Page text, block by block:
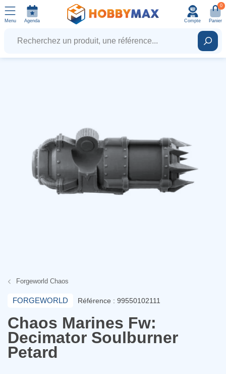
Menu Agenda Compte
0
Panier
Recherchez un produit, une référence...
Forgeworld Chaos
FORGEWORLD Référence : 99550102111
Chaos Marines Fw:
Decimator Soulburner
Petard